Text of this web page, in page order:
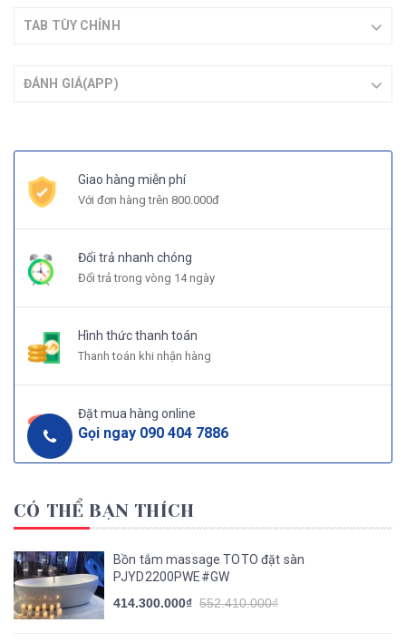
TAB TÙY CHỈNH
ĐÁNH GIÁ(APP)
Giao hàng miễn phí
Với đơn hàng trên 800.000đ
Đổi trả nhanh chóng
Đổi trả trong vòng 14 ngày
Hình thức thanh toán
Thanh toán khi nhận hàng
Đặt mua hàng online
Gọi ngay 090 404 7886
CÓ THỂ BẠN THÍCH
Bồn tắm massage TOTO đặt sàn
PJYD2200PWE#GW
414.300.000₫ 552.410.000₫